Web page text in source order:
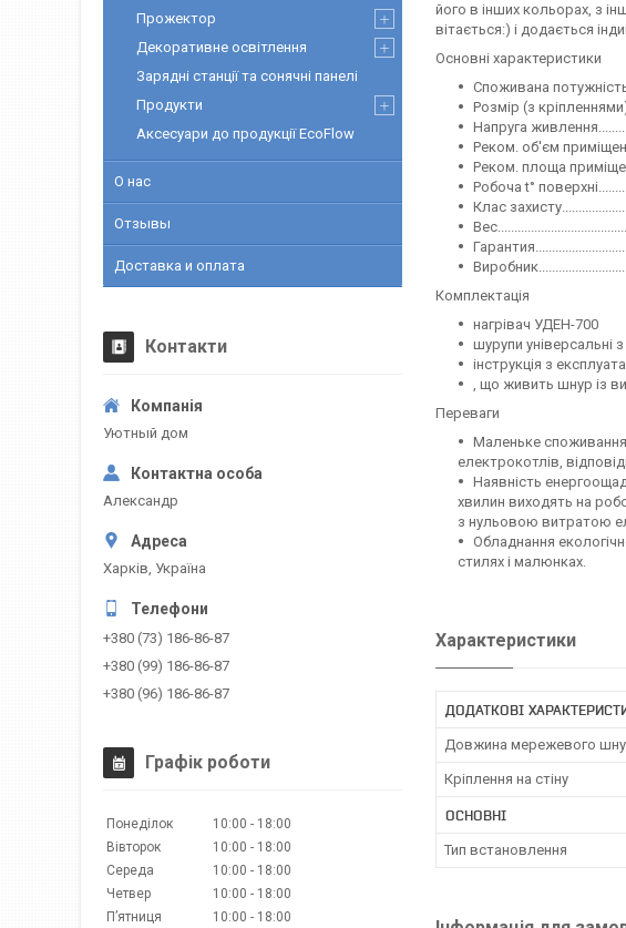
його в інших кольорах, з
вітається:) і додається
Основні характеристики
Споживана
Розмір (з
Напруга
Реком. об'єм
Реком. площа
Робоча t°
Клас
Комплектація
нагрівач УДЕН-700
шурупи універсальні
інструкція з
, що живить шнур із
Переваги
Маленьке споживання
електрокотлів,
Наявність
хвилин виходять на
з нульовою витратою
Обладнання
стилях і малюнках.
Характеристики
ДОДАТКОВІ
Довжина мережевого
Кріплення на стіну
ОСНОВНІ
Тип встановлення
Прожектор
Декоративне освітлення
Зарядні станції та сонячні панелі
Продукти
Аксесуари до продукції EcoFlow
О нас
Отзывы
Доставка и оплата
Контакти
Уютный дом
Александр
Харків, Україна
+380 (73) 186-86-87
+380 (99) 186-86-87
+380 (96) 186-86-87
Графік роботи
Понеділок 10:00
18:00
Вівторок
10:00
18:00
Середа
10:00
18:00
Четвер
10:00
18:00
Пʼятниця
10:00 18:00